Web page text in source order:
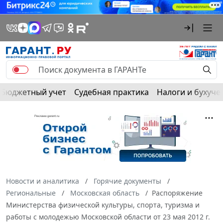
Бюджетный учет Судебная практика Налоги и
Новости и аналитика
Горячие документы
Региональные
Московская область
Распоряжение
Министерства физической культуры, спорта, туризма и
работы с молодежью Московской области от 23 мая 2012 г.